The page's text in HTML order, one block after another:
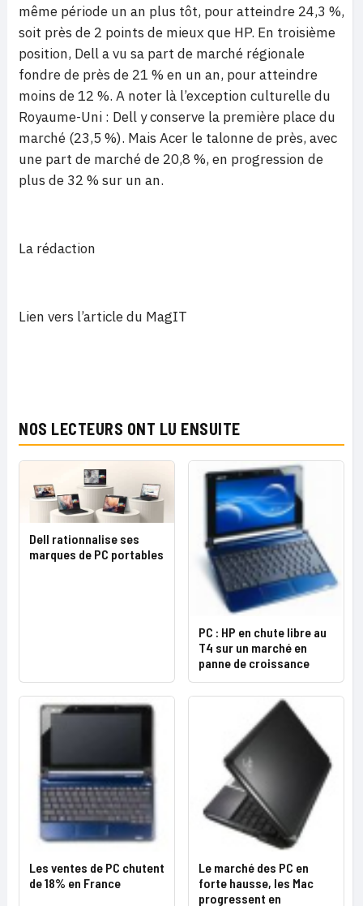
même période un an plus tôt, pour atteindre 24,3 %,
soit près de 2 points de mieux que HP. En troisième
position, Dell a vu sa part de marché régionale
fondre de près de 21 % en un an, pour atteindre
moins de 12 %. A noter là l’exception culturelle du
Royaume-Uni : Dell y conserve la première place du
marché (23,5 %). Mais Acer le talonne de près, avec
une part de marché de 20,8 %, en progression de
plus de 32 % sur un an.
La rédaction
Lien vers l’article du MagIT
NOS LECTEURS ONT LU ENSUITE
Dell rationnalise ses
marques de PC portables
PC : HP en chute libre au
T4 sur un marché en
panne de croissance
Les ventes de PC chutent
de 18% en France
Le marché des PC en
forte hausse, les Mac
progressent en